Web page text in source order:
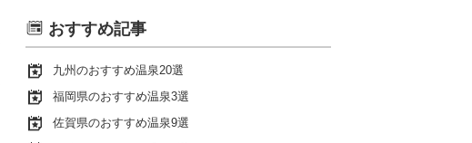
おすすめ記事
九州のおすすめ温泉20選
福岡県のおすすめ温泉3選
佐賀県のおすすめ温泉9選